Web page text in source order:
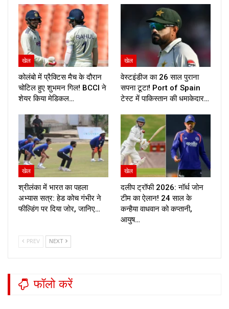
खेल
कोलंबो में प्रैक्टिस मैच के दौरान
चोटिल हुए शुभमन गिल! BCCI ने
शेयर किया मेडिकल…
खेल
वेस्टइंडीज का 26 साल पुराना
सपना टूटा! Port of Spain
टेस्ट में पाकिस्तान की धमाकेदार…
खेल
श्रीलंका में भारत का पहला
अभ्यास सत्र: हेड कोच गंभीर ने
फील्डिंग पर दिया जोर, जानिए…
खेल
दलीप ट्रॉफी 2026: नॉर्थ जोन
टीम का ऐलान! 24 साल के
कन्हैया वाधवान को कप्तानी,
आयुष…
PREV NEXT
फॉलो करें